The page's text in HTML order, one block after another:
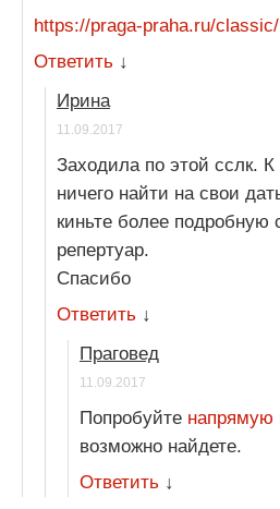
https://praga-praha.ru/classic/
Ответить ↓
Ирина
11.09.2017
Заходила по этой сслк.
ничего найти на свои
киньте более подробную
репертуар.
Спасибо
Ответить ↓
Праговед
11.09.2017
Попробуйте напрямую
возможно найдете.
Ответить ↓